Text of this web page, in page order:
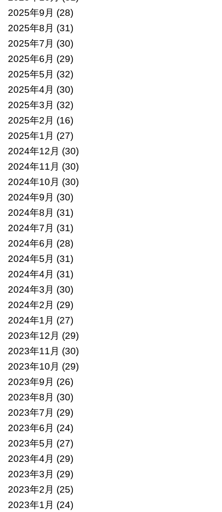
2025年9月 (28)
2025年8月 (31)
2025年7月 (30)
2025年6月 (29)
2025年5月 (32)
2025年4月 (30)
2025年3月 (32)
2025年2月 (16)
2025年1月 (27)
2024年12月 (30)
2024年11月 (30)
2024年10月 (30)
2024年9月 (30)
2024年8月 (31)
2024年7月 (31)
2024年6月 (28)
2024年5月 (31)
2024年4月 (31)
2024年3月 (30)
2024年2月 (29)
2024年1月 (27)
2023年12月 (29)
2023年11月 (30)
2023年10月 (29)
2023年9月 (26)
2023年8月 (30)
2023年7月 (29)
2023年6月 (24)
2023年5月 (27)
2023年4月 (29)
2023年3月 (29)
2023年2月 (25)
2023年1月 (24)